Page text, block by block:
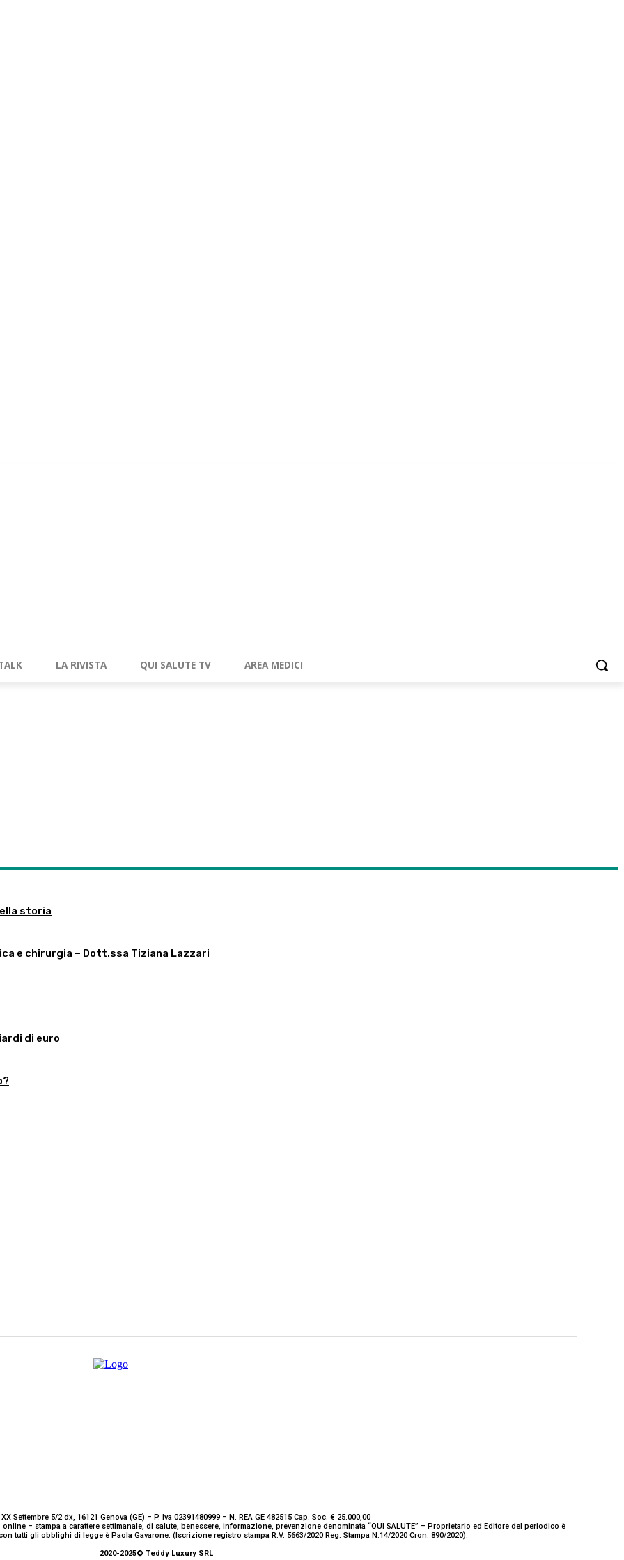
LA RIVISTA QUI SALUTE TV AREA MEDICI
storia
e chirurgia – Dott.ssa Tiziana Lazzari
di euro
Settembre 5/2 dx, 16121 Genova (GE) – P. Iva 02391480999 – N. REA GE 482515 Cap. Soc. € 25.000,00
– stampa a carattere settimanale, di salute, benessere, informazione, prevenzione denominata “QUI SALUTE” – Proprietario ed Editore del periodico è
tutti gli obblighi di legge è Paola Gavarone. (Iscrizione registro stampa R.V. 5663/2020 Reg. Stampa N.14/2020 Cron. 890/2020).
2020-2025© Teddy Luxury SRL